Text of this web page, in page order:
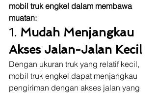
mobil truk engkel dalam membawa
muatan:
1. Mudah Menjangkau
Akses Jalan-Jalan Kecil
Dengan ukuran truk yang relatif kecil,
mobil truk engkel dapat menjangkau
pengiriman dengan akses jalan yang